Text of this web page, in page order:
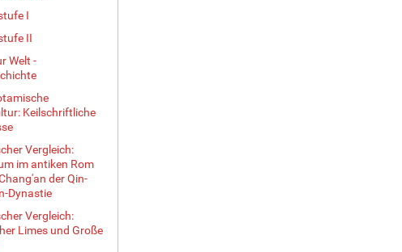
I
II
Welt -
Keilschriftliche
Vergleich:
im antiken Rom
der Qin-
Dynastie
Vergleich:
Limes und Große